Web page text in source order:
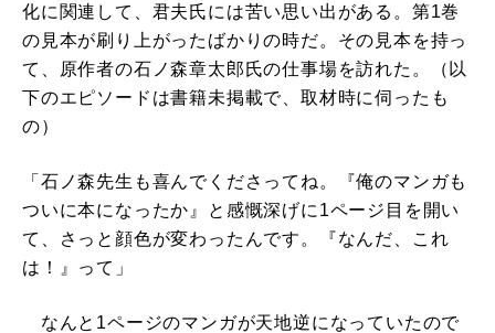
化に関連して、君夫氏には苦い思い出がある。第1巻
の見本が刷り上がったばかりの時だ。その見本を持っ
て、原作者の石ノ森章太郎氏の仕事場を訪れた。（以
下のエピソードは書籍未掲載で、取材時に伺ったも
の）
「石ノ森先生も喜んでくださってね。『俺のマンガも
ついに本になったか』と感慨深げに1ページ目を開い
て、さっと顔色が変わったんです。『なんだ、これ
は！』って」
なんと1ページのマンガが天地逆になっていたので